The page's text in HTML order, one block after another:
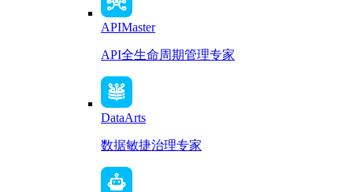
APIMaster
API全生命周期管理专家
DataArts
数据敏捷治理专家